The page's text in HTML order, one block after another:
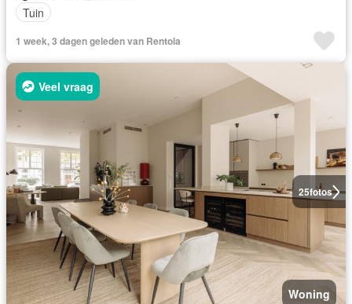
Tuin
1 week, 3 dagen geleden van Rentola
25fotos
Veel vraag
Woning